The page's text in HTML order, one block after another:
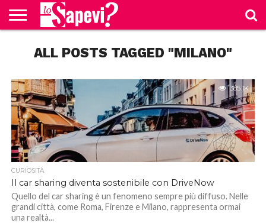
BENESSERE
GOSSIP
PRODOTTI
AMAZON
NEWS
CASA E
CUCINA
ALL POSTS TAGGED "MILANO"
385.1K
CURIOSITÀ
Il car sharing diventa sostenibile con DriveNow
Quello del car sharing è un fenomeno sempre più diffuso. Nelle
grandi città, come Roma, Firenze e Milano, rappresenta ormai
una realtà...